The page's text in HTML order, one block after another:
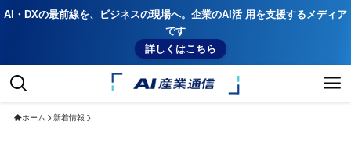
AI・DXの最前線を、ビジネスの現場へ。企業のAI活 用を支援するメディア
です
詳しくはこちら
ホーム 新着情報